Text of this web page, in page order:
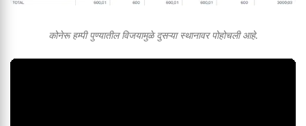
कोनेरू हम्पी पुण्यातील विजयामुळे दुसऱ्या स्थानावर पोहोचली आहे.